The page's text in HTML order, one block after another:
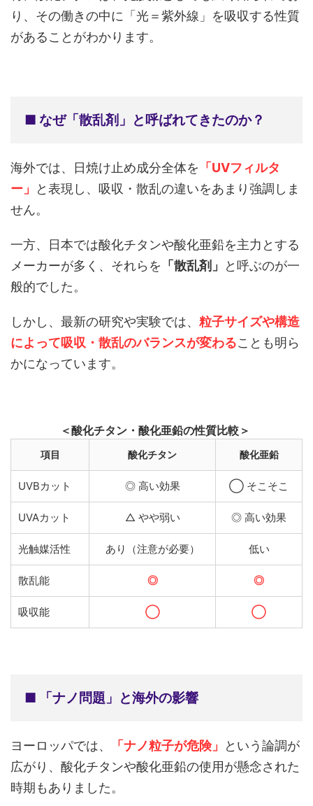
り、その働きの中に「光＝紫外線」を吸収する性質
があることがわかります。
■ なぜ「散乱剤」と呼ばれてきたのか？
海外では、日焼け止め成分全体を 「 UVフィルタ
ー 」
と表現し、吸収・散乱の違いをあまり強調しま
せん。
一方、日本では酸化チタンや酸化亜鉛を主力とする
メーカーが多く、それらを 「散乱剤」
と呼ぶのが一
般的でした。
しかし、最新の研究や実験では、 粒子サイズや構造
によって吸収・散乱のバランスが変わることも明ら
かになっています。
＜酸化チタン・酸化亜鉛の性質比較＞
項目 酸化チタン 酸化亜鉛
UVBカット ◎ 高い効果 ◯ そこそこ
UVAカット △ やや弱い ◎ 高い効果
光触媒活性 あり（注意が必要） 低い
散乱能 ◎ ◎
吸収能 ◯ ◯
■ 「ナノ問題」と海外の影響
ヨーロッパでは、 「 ナノ粒子が危険」
という論調が
広がり、酸化チタンや酸化亜鉛の使用が懸念された
時期もありました。